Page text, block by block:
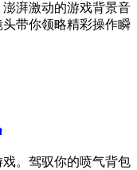
湃激动的游戏背景音
带你领略精彩操作瞬
。驾驭你的喷气背包